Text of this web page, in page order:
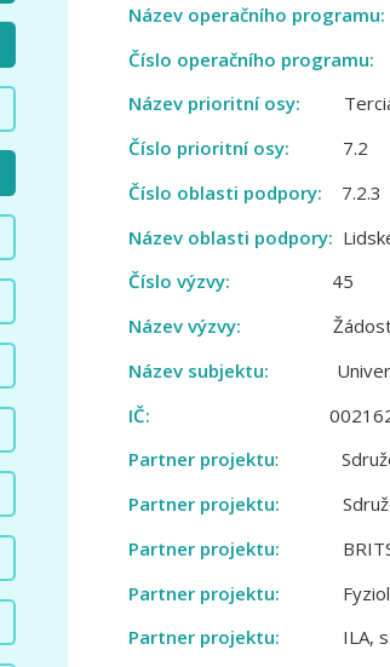
Název operačního programu:
Číslo operačního programu:
Název prioritní osy:
Číslo prioritní osy: 7.2
Číslo oblasti podpory: 7.2.3
Název oblasti podpory:
Číslo výzvy: 45
Název výzvy:
Žádost o
Název subjektu:
IČ:
Partner projektu:
Partner projektu:
Partner projektu: BRITSKÁ
Partner projektu:
Partner projektu:
ILA,